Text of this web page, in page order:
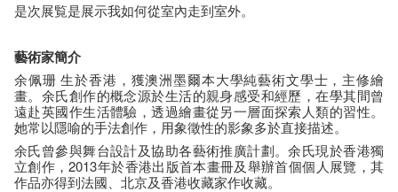
是次展覧是展示我如何從室內走到室外。
藝術家簡介
余佩珊 生於香港，獲澳洲墨爾本大學純藝術文學士，主修繪
畫。余氏創作的概念源於生活的親身感受和經歷，在學其間曾
遠赴英國作生活體驗，透過繪畫從另一層面探索人類的習性。
她常以隱喻的手法創作，用象徵性的影象多於直接描述。
余氏曾參與舞台設計及協助各藝術推廣計劃。余氏現於香港獨
立創作，2013年於香港出版首本畫冊及舉辦首個個人展覽，其
作品亦得到法國、北京及香港收藏家作收藏。